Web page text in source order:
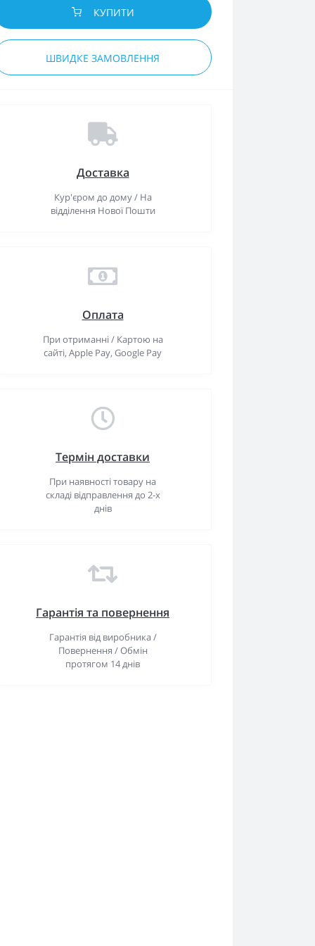
КУПИТИ
ШВИДКЕ ЗАМОВЛЕННЯ
Доставка
Кур'єром до дому / На
відділення Нової Пошти
Оплата
При отриманні / Картою на
сайті, Apple Pay, Google Pay
Термін доставки
При наявності товару на
складі відправлення до 2-х
днів
Гарантiя та повернення
Гарантія від виробника /
Повернення / Обмін
протягом 14 днів